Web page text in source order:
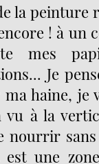
la peinture
! à un
mes
Je
haine, je
à la
nourrir
est une